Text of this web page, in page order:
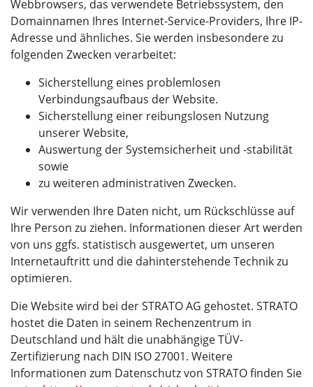
Webbrowsers, das verwendete Betriebssystem, den
Domainnamen Ihres Internet-Service-Providers, Ihre IP-
Adresse und ähnliches. Sie werden insbesondere zu
folgenden Zwecken verarbeitet:
Sicherstellung eines problemlosen
Verbindungsaufbaus der Website.
Sicherstellung einer reibungslosen Nutzung
unserer Website,
Auswertung der Systemsicherheit und -stabilität
sowie
zu weiteren administrativen Zwecken.
Wir verwenden Ihre Daten nicht, um Rückschlüsse auf
Ihre Person zu ziehen. Informationen dieser Art werden
von uns ggfs. statistisch ausgewertet, um unseren
Internetauftritt und die dahinterstehende Technik zu
optimieren.
Die Website wird bei der STRATO AG gehostet. STRATO
hostet die Daten in seinem Rechenzentrum in
Deutschland und hält die unabhängige TÜV-
Zertifizierung nach DIN ISO 27001. Weitere
Informationen zum Datenschutz von STRATO finden Sie